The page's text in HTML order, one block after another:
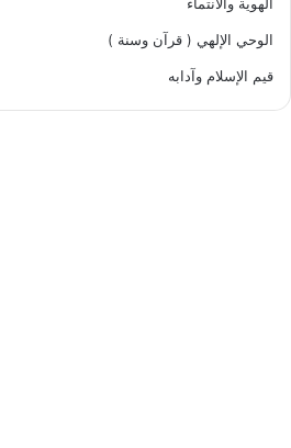
الهوية والانتماء
الوحي الإلهي ( قرآن وسنة )
قيم الإسلام وآدابه